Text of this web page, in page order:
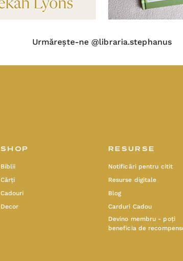
Urmărește-ne @libraria.stephanus
SHOP
Biblii
Cărți
Cadouri
Decor
RESURSE
Notificări pentru citit
Resurse digitale
Blog
Carduri Cadou
Devino membru - poți
beneficia de